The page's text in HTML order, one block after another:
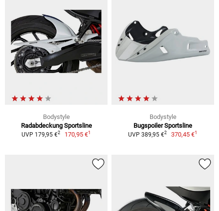
Bodystyle
Radabdeckung Sportsline
UVP 179,95 €2 170,95 €1
Bodystyle
Bugspoiler Sportsline
UVP 389,95 €2 370,45 €1